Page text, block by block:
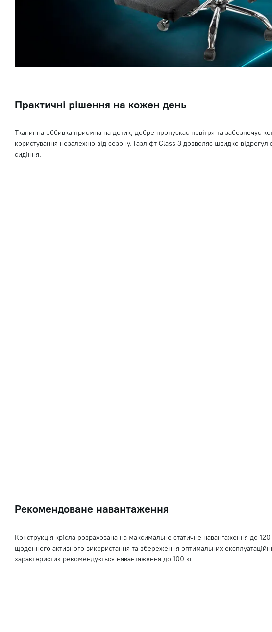
Практичні рішення на кожен день
Тканинна оббивка приємна на дотик, добре пропускає повітря та забезпечує
користування незалежно від сезону. Газліфт Class 3 дозволяє швидко
сидіння.
Рекомендоване навантаження
Конструкція крісла розрахована на максимальне статичне навантаження до
щоденного активного використання та збереження оптимальних
характеристик рекомендується навантаження до 100 кг.